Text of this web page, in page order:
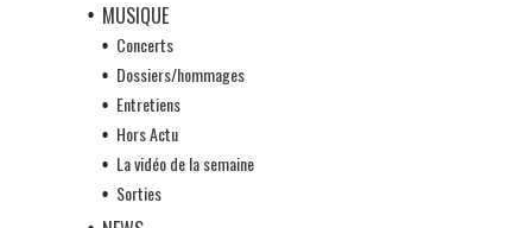
MUSIQUE
Concerts
Dossiers/hommages
Entretiens
Hors Actu
La vidéo de la semaine
Sorties